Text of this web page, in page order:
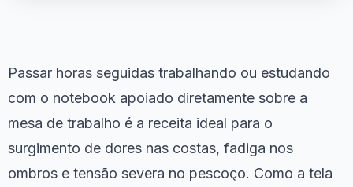
Passar horas seguidas trabalhando ou estudando
com o notebook apoiado diretamente sobre a
mesa de trabalho é a receita ideal para o
surgimento de dores nas costas, fadiga nos
ombros e tensão severa no pescoço. Como a tela